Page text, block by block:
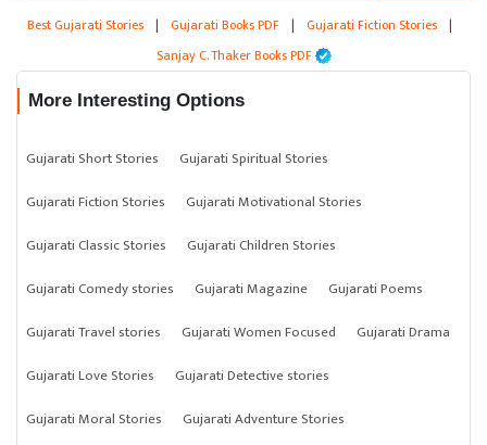
Best Gujarati Stories | Gujarati Books PDF | Gujarati Fiction Stories |
Sanjay C. Thaker Books PDF
More Interesting Options
Gujarati Short Stories
Gujarati Spiritual Stories
Gujarati Fiction Stories
Gujarati Motivational Stories
Gujarati Classic Stories
Gujarati Children Stories
Gujarati Comedy stories
Gujarati Magazine
Gujarati Poems
Gujarati Travel stories
Gujarati Women Focused
Gujarati Drama
Gujarati Love Stories
Gujarati Detective stories
Gujarati Moral Stories
Gujarati Adventure Stories